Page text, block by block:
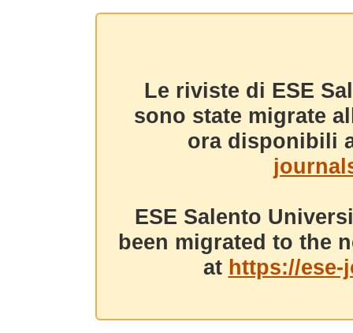
Le riviste di ESE
sono state migrate
ora disponibili
ESE Salento
been migrated to the
at https://